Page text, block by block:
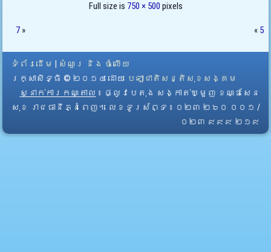
Full size is 750 × 500 pixels
7 » « 5
ទំព័រដើម
សំណួរ និង ចំលើយ
រក្សាសិទ្ធិ © ២០១៤ ដោយ​ បេឡាជាតិសន្តិសុខសង្គម
ស្នាក់ការកណ្តាល ៖ ផ្លូវបេតុង សង្កាត់ឃ្មួញ ខណ្ឌសែន
សុខ រាជធានីភ្នំពេញ។ លេខទូរស័ព្ទ ៖ ០២៣ ២៦០ ០០១ /
០២៣ ៩៩៩ ២១៩